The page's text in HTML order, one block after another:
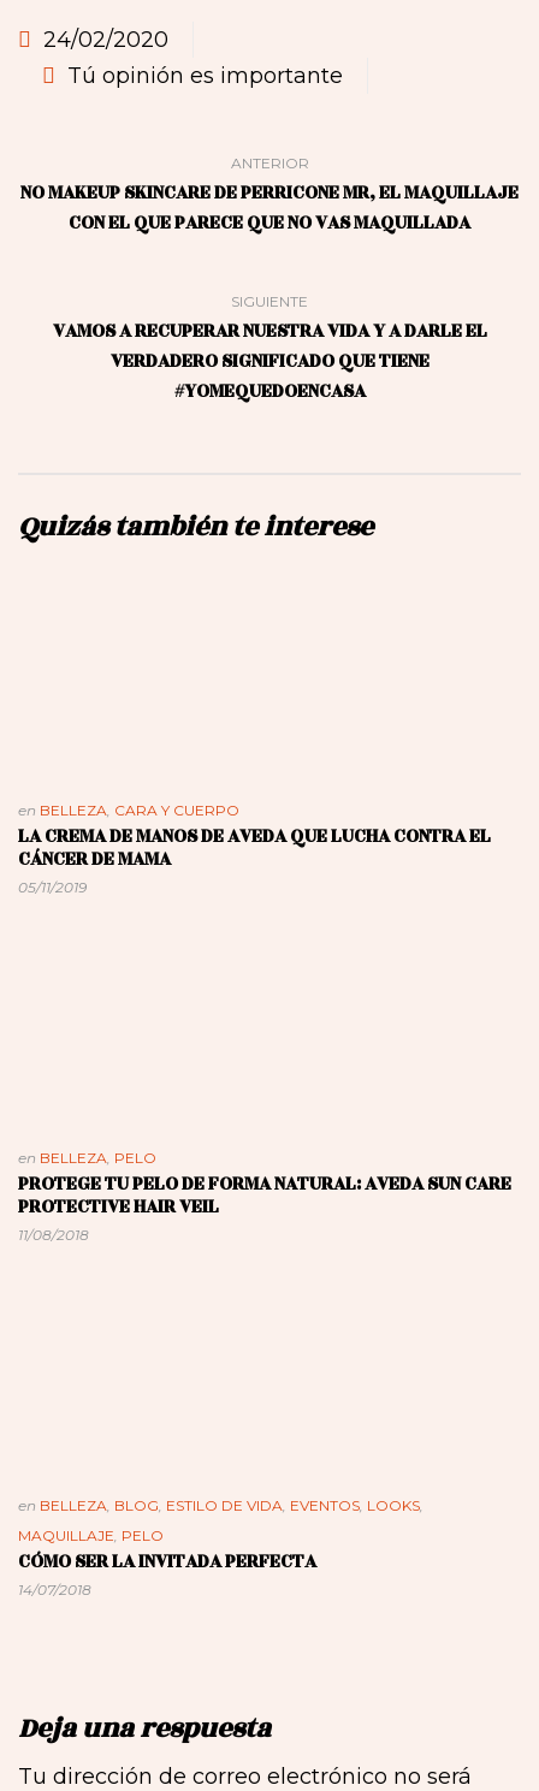
24/02/2020
Tú opinión es importante
ANTERIOR
NO MAKEUP SKINCARE DE PERRICONE MR, EL MAQUILLAJE
CON EL QUE PARECE QUE NO VAS MAQUILLADA
SIGUIENTE
VAMOS A RECUPERAR NUESTRA VIDA Y A DARLE EL
VERDADERO SIGNIFICADO QUE TIENE
#YOMEQUEDOENCASA
Quizás también te interese
en BELLEZA, CARA Y CUERPO
LA CREMA DE MANOS DE AVEDA QUE LUCHA CONTRA EL
CÁNCER DE MAMA
05/11/2019
en BELLEZA, PELO
PROTEGE TU PELO DE FORMA NATURAL: AVEDA SUN CARE
PROTECTIVE HAIR VEIL
11/08/2018
en BELLEZA, BLOG, ESTILO DE VIDA, EVENTOS, LOOKS,
MAQUILLAJE, PELO
CÓMO SER LA INVITADA PERFECTA
14/07/2018
Deja una respuesta
Tu dirección de correo electrónico no será